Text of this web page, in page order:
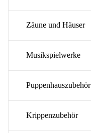
Zäune und Häuser
Musikspielwerke
Puppenhauszubehör
Krippenzubehör